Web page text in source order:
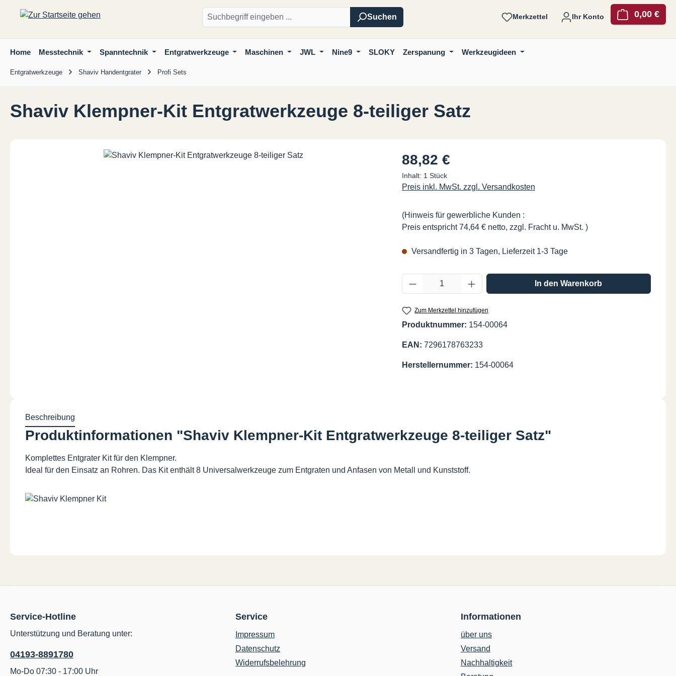
Hauptinhalt springen
Zur Suche springen
Zur Hauptnavigation springen
Suchen Merkzettel Ihr Konto 0,00 €
Home Messtechnik Spanntechnik Entgratwerkzeuge Maschinen JWL Nine9 SLOKY Zerspanung Werkzeugideen
Entgratwerkzeuge Shaviv Handentgrater Profi Sets
Shaviv Klempner-Kit Entgratwerkzeuge 8-teiliger Satz
Regulärer Preis:
88,82 €
Inhalt: 1 Stück
Preis inkl. MwSt. zzgl. Versandkosten
(Hinweis für gewerbliche Kunden :
Preis entspricht 74,64 € netto, zzgl. Fracht u. MwSt. )
Versandfertig in 3 Tagen, Lieferzeit 1-3 Tage
Produkt Anzahl: Gib den gewünschten Wert ein
In den Warenkorb
Zum Merkzettel hinzufügen
Produktnummer: 154-00064
EAN: 7296178763233
Herstellernummer: 154-00064
Beschreibung
Produktinformationen "Shaviv Klempner-Kit Entgratwerkzeuge 8-teiliger Satz"
Komplettes Entgrater Kit für den Klempner.
Ideal für den Einsatz an Rohren. Das Kit enthält 8 Universalwerkzeuge zum Entgraten und Anfasen von Metall und Kunststoff.
Service-Hotline
Unterstützung und Beratung unter:
04193-8891780
Mo-Do 07:30 - 17:00 Uhr
Service
Impressum
Datenschutz
Widerrufsbelehrung
Informationen
über uns
Versand
Nachhaltigkeit